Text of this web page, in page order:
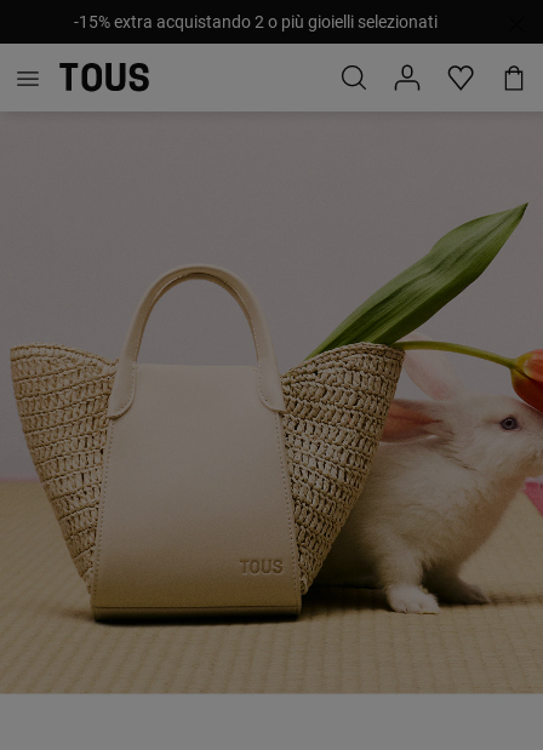
-15% extra acquistando 2 o più gioielli selezionati